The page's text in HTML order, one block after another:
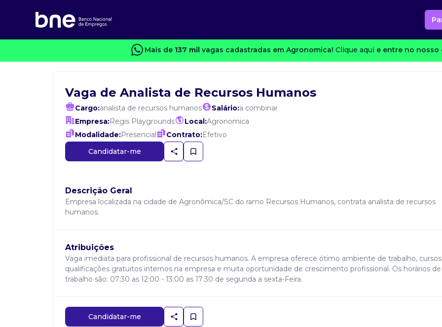
Mais de 137 milvagas cadastradas em Agronomica! Clique aqui e entre no nosso
Vaga de Analista de Recursos Humanos
Cargo:analista de recursos humanos Salário:a combinar
Empresa:Regis Playgrounds Local:Agronomica
Modalidade:Presencial Contrato:Efetivo
Candidatar-me
Descrição Geral
Empresa localizada na cidade de Agronômica/SC do ramo Recursos Humanos, contrata analista de recursos
humanos.
Atribuições
Vaga imediata para profissional de recursos humanos. A empresa oferece ótimo ambiente de trabalho,
qualificações gratuitos internos na empresa e muita oportunidade de crescimento profissional. Os horários de
trabalho são: 07:30 as 12:00 - 13:00 as 17:30 de segunda a sexta-Feira.
Candidatar-me